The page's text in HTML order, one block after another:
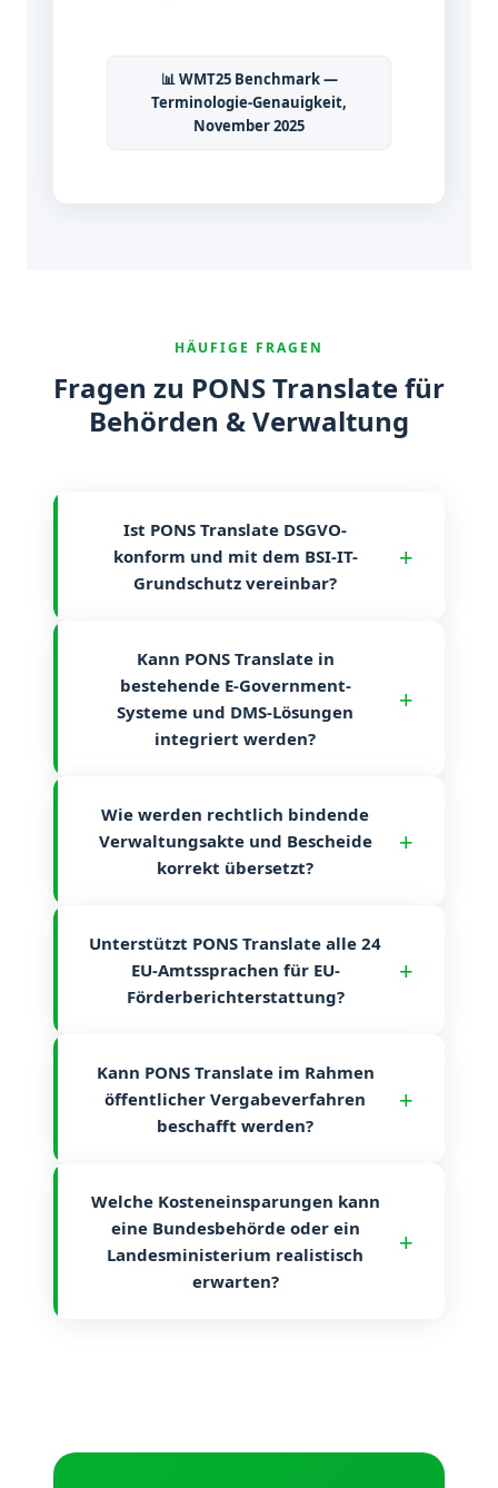
📊 WMT25 Benchmark —
Terminologie-Genauigkeit,
November 2025
HÄUFIGE FRAGEN
Fragen zu PONS Translate für
Behörden & Verwaltung
Ist PONS Translate DSGVO-
konform und mit dem BSI-IT-
Grundschutz vereinbar?
Kann PONS Translate in
bestehende E-Government-
Systeme und DMS-Lösungen
integriert werden?
Wie werden rechtlich bindende
Verwaltungsakte und Bescheide
korrekt übersetzt?
Unterstützt PONS Translate alle 24
EU-Amtssprachen für EU-
Förderberichterstattung?
Kann PONS Translate im Rahmen
öffentlicher Vergabeverfahren
beschafft werden?
Welche Kosteneinsparungen kann
eine Bundesbehörde oder ein
Landesministerium realistisch
erwarten?